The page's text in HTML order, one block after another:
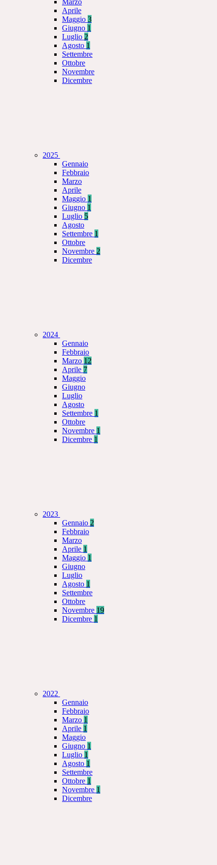
Marzo
Aprile
Maggio 3
Giugno 1
Luglio 2
Agosto 1
Settembre
Ottobre
Novembre
Dicembre
2025
Gennaio
Febbraio
Marzo
Aprile
Maggio 1
Giugno 1
Luglio 5
Agosto
Settembre 1
Ottobre
Novembre 2
Dicembre
2024
Gennaio
Febbraio
Marzo 12
Aprile 7
Maggio
Giugno
Luglio
Agosto
Settembre 1
Ottobre
Novembre 1
Dicembre 1
2023
Gennaio 2
Febbraio
Marzo
Aprile 1
Maggio 1
Giugno
Luglio
Agosto 1
Settembre
Ottobre
Novembre 19
Dicembre 1
2022
Gennaio
Febbraio
Marzo 1
Aprile 1
Maggio
Giugno 1
Luglio 1
Agosto 1
Settembre
Ottobre 1
Novembre 1
Dicembre